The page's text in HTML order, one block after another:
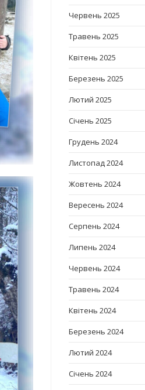
Червень 2025
Травень 2025
Квітень 2025
Березень 2025
Лютий 2025
Січень 2025
Грудень 2024
Листопад 2024
Жовтень 2024
Вересень 2024
Серпень 2024
Липень 2024
Червень 2024
Травень 2024
Квітень 2024
Березень 2024
Лютий 2024
Січень 2024